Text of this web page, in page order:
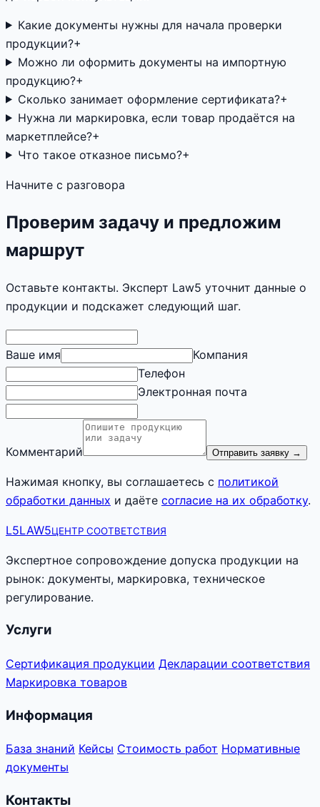
Какие документы нужны для начала проверки
продукции?+
Можно ли оформить документы на импортную
продукцию?+
Сколько занимает оформление сертификата?+
Нужна ли маркировка, если товар продаётся на
маркетплейсе?+
Что такое отказное письмо?+
Начните с разговора
Проверим задачу и предложим
маршрут
Оставьте контакты. Эксперт Law5 уточнит данные о
продукции и подскажет следующий шаг.
Ваше имя
Компания
Телефон
Электронная почта
Комментарий Отправить заявку →
Нажимая кнопку, вы соглашаетесь с политикой
обработки данных и даёте согласие на их обработку.
L5LAW5ЦЕНТР СООТВЕТСТВИЯ
Экспертное сопровождение допуска продукции на
рынок: документы, маркировка, техническое
регулирование.
Услуги
Сертификация продукции Декларации соответствия
Маркировка товаров
Информация
База знаний Кейсы Стоимость работ Нормативные
документы
Контакты